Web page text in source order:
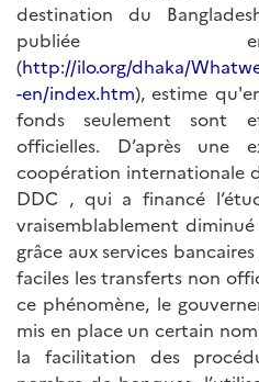
destination du
publiée
(http://ilo.org/dhaka/
-en/index.htm), estime
fonds seulement sont
officielles. D’après une
coopération internationale
DDC , qui a financé
vraisemblablement
grâce aux services
faciles les transferts non
ce phénomène, le
mis en place un certain
la facilitation des